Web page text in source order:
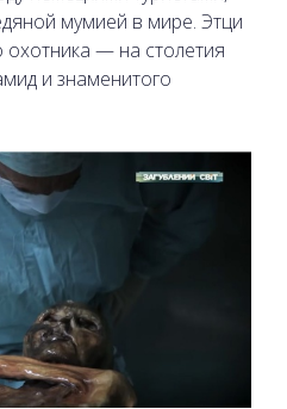
мумией в мире. Этци
— на столетия
и знаменитого